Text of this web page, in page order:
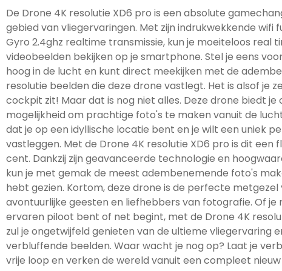
De Drone 4K resolutie XD6 pro is een absolute
gebied van vliegervaringen. Met zijn indrukwekkende wifi
Gyro 2.4ghz realtime transmissie, kun je moeiteloos real
videobeelden bekijken op je smartphone. Stel je eens
hoog in de lucht en kunt direct meekijken met de
resolutie beelden die deze drone vastlegt. Het is alsof je
cockpit zit! Maar dat is nog niet alles. Deze drone biedt je
mogelijkheid om prachtige foto's te maken vanuit de
dat je op een idyllische locatie bent en je wilt een uniek
vastleggen. Met de Drone 4K resolutie XD6 pro is dit een
cent. Dankzij zijn geavanceerde technologie en
kun je met gemak de meest adembenemende foto's
hebt gezien. Kortom, deze drone is de perfecte metgezel
avontuurlijke geesten en liefhebbers van fotografie. Of je
ervaren piloot bent of net begint, met de Drone 4K
zul je ongetwijfeld genieten van de ultieme vliegervaring
verbluffende beelden. Waar wacht je nog op? Laat je
vrije loop en verken de wereld vanuit een compleet